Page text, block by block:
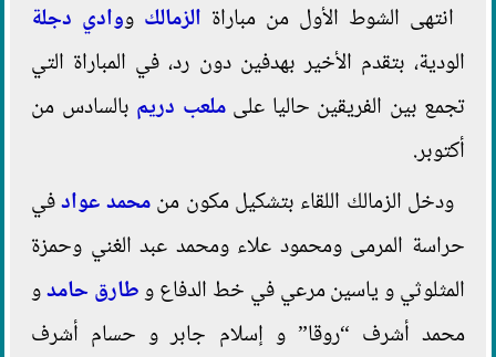
انتهى الشوط الأول من مباراة الزمالك ووادي دجلة
الودية، بتقدم الأخير بهدفين دون رد، في المباراة التي
تجمع بين الفريقين حاليا علىملعب دريم بالسادس من
أكتوبر.
ودخل الزمالك اللقاء بتشكيل مكون منمحمد عوادفي
حراسة المرمى ومحمود علاء ومحمد عبد الغني وحمزة
المثلوثي و ياسين مرعي في خط الدفاع وطارق حامدو
محمد أشرف “روقا” و إسلام جابر و حسام أشرف